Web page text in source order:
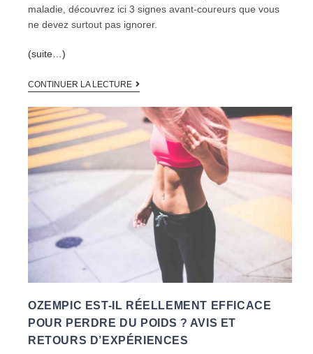
maladie, découvrez ici 3 signes avant-coureurs que vous
ne devez surtout pas ignorer.
(suite…)
CONTINUER LA LECTURE
OZEMPIC EST-IL RÉELLEMENT EFFICACE
POUR PERDRE DU POIDS ? AVIS ET
RETOURS D’EXPÉRIENCES